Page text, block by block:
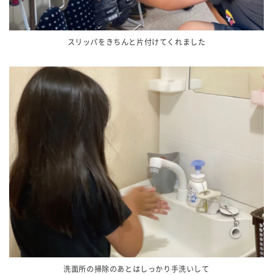
スリッパをきちんと片付けてくれました
洗面所の掃除のあとはしっかり手洗いして